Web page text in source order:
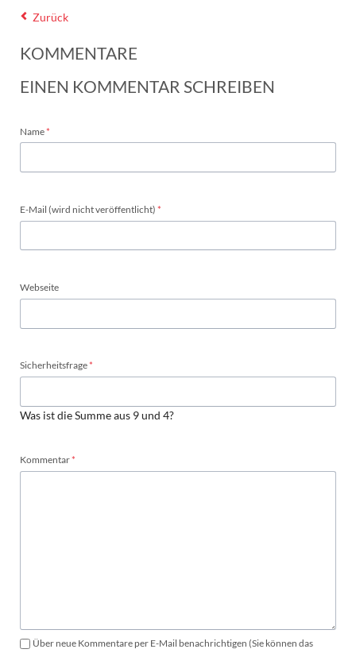
Zurück
KOMMENTARE
EINEN KOMMENTAR SCHREIBEN
Pflichtfeld
Name*
Pflichtfeld
E-Mail (wird nicht veröffentlicht) *
Webseite
Pflichtfeld
Sicherheitsfrage*
Was ist die Summe aus 9 und 4?
Pflichtfeld
Kommentar*
Über neue Kommentare per E-Mail benachrichtigen (Sie können das